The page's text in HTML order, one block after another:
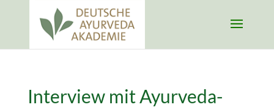
Interview mit Ayurveda-